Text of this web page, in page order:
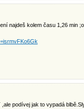
najdeš kolem času 1,26 min
podívej jak to vypadá